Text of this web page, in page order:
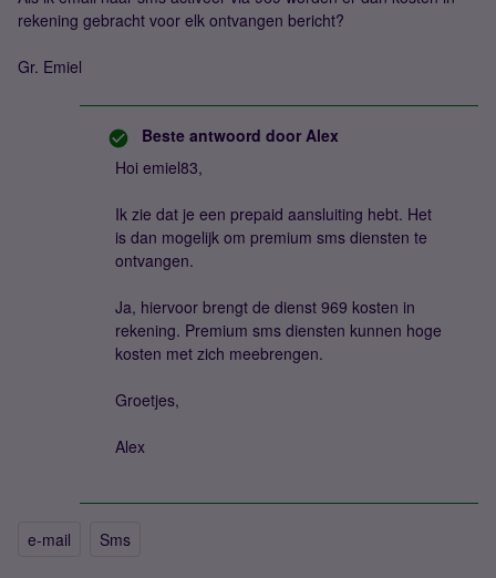
rekening gebracht voor elk ontvangen bericht?
Gr. Emiel
Beste antwoord door Alex
Hoi emiel83,
Ik zie dat je een prepaid aansluiting hebt. Het
is dan mogelijk om premium sms diensten te
ontvangen.
Ja, hiervoor brengt de dienst 969 kosten in
rekening. Premium sms diensten kunnen hoge
kosten met zich meebrengen.
Groetjes,
Alex
e-mail Sms